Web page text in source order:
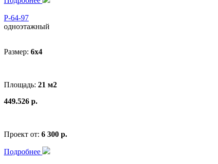
Р-64-97
одноэтажный
Размер: 6x4
Площадь: 21 м2
449.526 р.
Проект от: 6 300 р.
Подробнее